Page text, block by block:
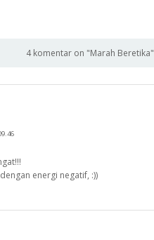
4 komentar on "Marah Beretika"
energi negatif, :))